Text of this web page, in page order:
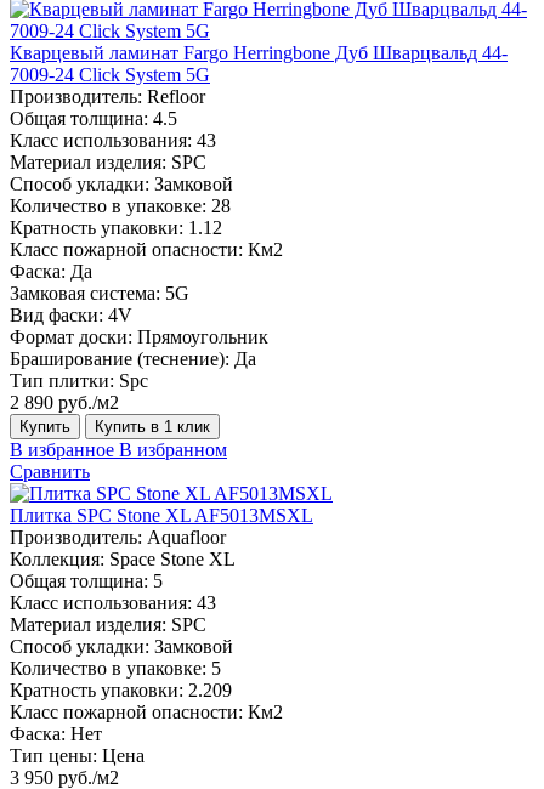
Кварцевый ламинат Fargo Herringbone Дуб Шварцвальд 44-
7009-24 Click System 5G
Производитель: Refloor
Общая толщина: 4.5
Класс использования: 43
Материал изделия: SPC
Способ укладки: Замковой
Количество в упаковке: 28
Кратность упаковки: 1.12
Класс пожарной опасности: Км2
Фаска: Да
Замковая система: 5G
Вид фаски: 4V
Формат доски: Прямоугольник
Браширование (теснение): Да
Тип плитки: Spc
2 890 руб./м2
Купить Купить в 1 клик
В избранное В избранном
Сравнить
Плитка SPC Stone XL AF5013MSXL
Производитель: Aquafloor
Коллекция: Space Stone XL
Общая толщина: 5
Класс использования: 43
Материал изделия: SPC
Способ укладки: Замковой
Количество в упаковке: 5
Кратность упаковки: 2.209
Класс пожарной опасности: Км2
Фаска: Нет
Тип цены: Цена
3 950 руб./м2